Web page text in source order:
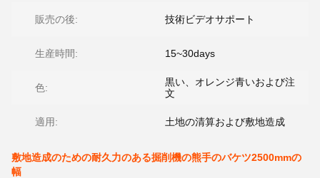
販売の後: 技術ビデオサポート
生産時間: 15~30days
色:
黒い、オレンジ青いおよび注
文
適用: 土地の清算および敷地造成
敷地造成のための耐久力のある掘削機の熊手のバケツ2500mmの
幅